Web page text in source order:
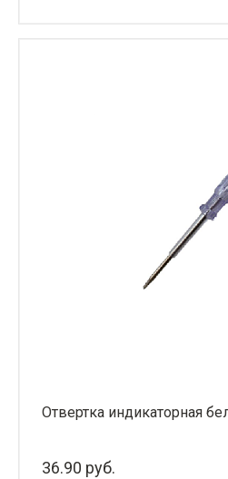
Отвертка индикаторная
36.90 руб.